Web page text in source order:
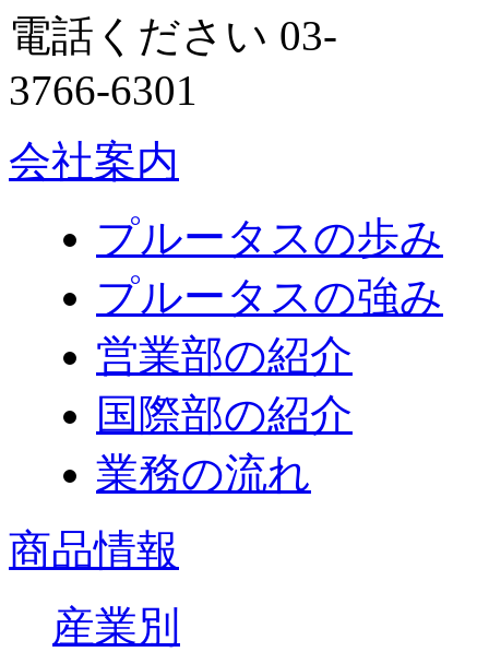
会社案内
プルータスの歩み
プルータスの強み
営業部の紹介
国際部の紹介
業務の流れ
商品情報
産業別